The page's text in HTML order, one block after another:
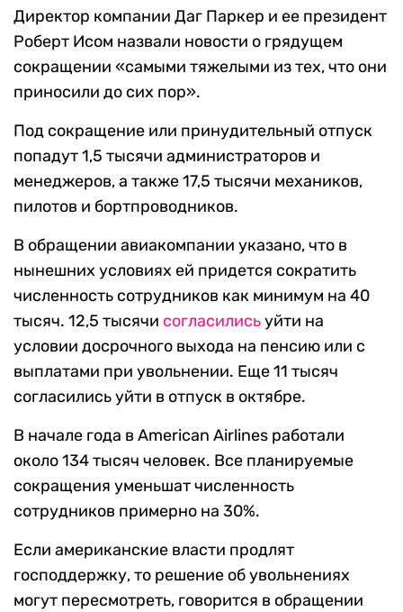
Директор компании Даг Паркер и ее президент
Роберт Исом назвали новости о грядущем
сокращении «самыми тяжелыми из тех, что они
приносили до сих пор».
Под сокращение или принудительный отпуск
попадут 1,5 тысячи администраторов и
менеджеров, а также 17,5 тысячи механиков,
пилотов и бортпроводников.
В обращении авиакомпании указано, что в
нынешних условиях ей придется сократить
численность сотрудников как минимум на 40
тысяч. 12,5 тысячи согласилисьуйти на
условии досрочного выхода на пенсию или с
выплатами при увольнении. Еще 11 тысяч
согласились уйти в отпуск в октябре.
В начале года в American Airlines работали
около 134 тысяч человек. Все планируемые
сокращения уменьшат численность
сотрудников примерно на 30%.
Если американские власти продлят
господдержку, то решение об увольнениях
могут пересмотреть, говорится в обращении